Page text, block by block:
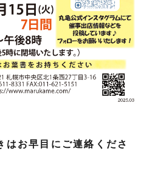
お早目にご連絡くださ